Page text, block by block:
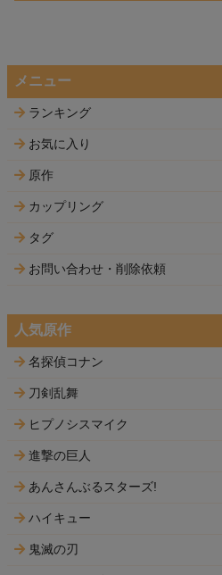
メニュー
ランキング
お気に入り
原作
カップリング
タグ
お問い合わせ・削除依頼
人気原作
名探偵コナン
刀剣乱舞
ヒプノシスマイク
進撃の巨人
あんさんぶるスターズ!
ハイキュー
鬼滅の刃